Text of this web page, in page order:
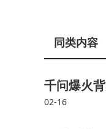
限和成本
同类内容
千问爆火
02-16